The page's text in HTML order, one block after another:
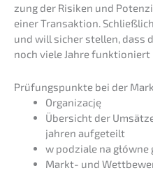
zung der Risiken und
einer Trans­ak­ti­on.
und will sicher stellen, dass
noch viele Jahre
Prüfungs­punk­te bei der
Organi­zac­ję
Übersicht der
jah­ren aufgeteilt
w podzia­le na
Markt- und